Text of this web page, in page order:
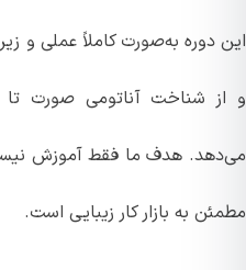
دوره به‌صورت کاملاً عملی و زیر
شناخت آناتومی صورت تا
هدف ما فقط آموزش نیست؛
به بازار کار زیبایی است.